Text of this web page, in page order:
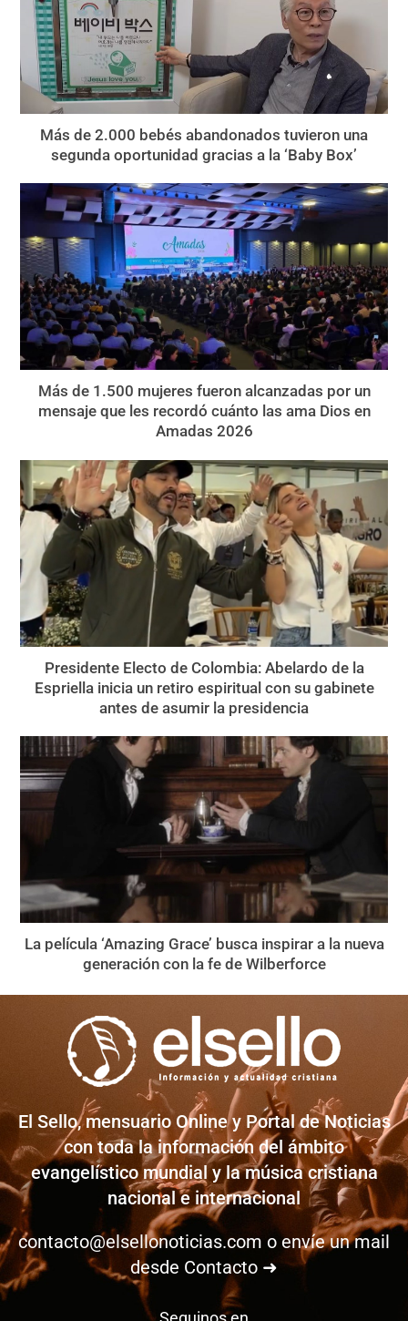
Más de 2.000 bebés abandonados tuvieron una
segunda oportunidad gracias a la ‘Baby Box’
Más de 1.500 mujeres fueron alcanzadas por un
mensaje que les recordó cuánto las ama Dios en
Amadas 2026
Presidente Electo de Colombia: Abelardo de la
Espriella inicia un retiro espiritual con su gabinete
antes de asumir la presidencia
La película ‘Amazing Grace’ busca inspirar a la nueva
generación con la fe de Wilberforce
El Sello, mensuario Online y Portal de Noticias
con toda la información del ámbito
evangelístico mundial y la música cristiana
nacional e internacional
contacto@elsellonoticias.com o envíe un mail
desde Contacto ➜